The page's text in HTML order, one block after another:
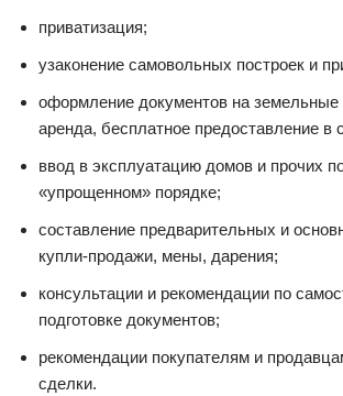
приватизация;
узаконение самовольных построек и
оформление документов на земельные
аренда, бесплатное предоставление в
ввод в эксплуатацию домов и прочих
«упрощенном» порядке;
составление предварительных и
купли-продажи, мены, дарения;
консультации и рекомендации по
подготовке документов;
рекомендации покупателям и
сделки.